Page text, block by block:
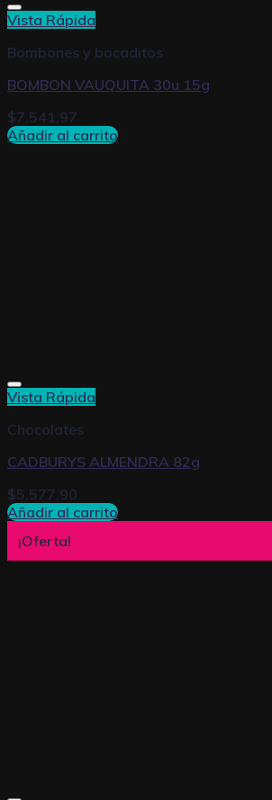
Vista Rápida
Bombones y bocaditos
BOMBON VAUQUITA 30u 15g
$7.541,97
Añadir al carrito
Vista Rápida
Chocolates
CADBURYS ALMENDRA 82g
$5.577,90
Añadir al carrito
¡Oferta!